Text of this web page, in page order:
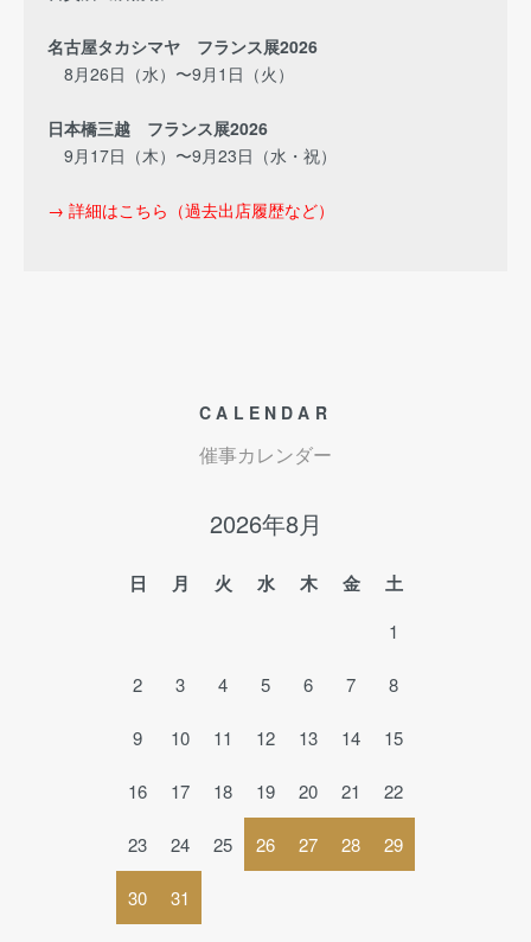
名古屋タカシマヤ フランス展2026
8月26日（水）〜9月1日（火）
日本橋三越 フランス展2026
9月17日（木）〜9月23日（水・祝）
→ 詳細はこちら（過去出店履歴など）
CALENDAR
催事カレンダー
2026年8月
日 月 火 水 木 金 土
1
2 3 4 5 6 7 8
9 10 11 12 13 14 15
16 17 18 19 20 21 22
23 24 25 26 27 28 29
30 31